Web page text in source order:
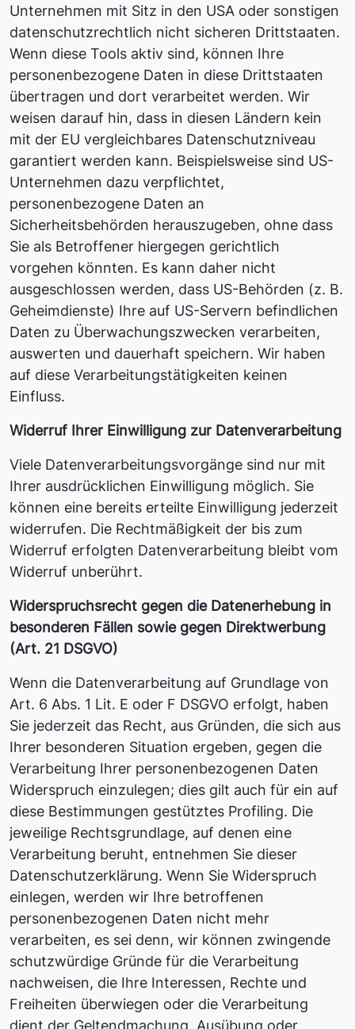
Unternehmen mit Sitz in den USA oder sonstigen
datenschutzrechtlich nicht sicheren Drittstaaten.
Wenn diese Tools aktiv sind, können Ihre
personenbezogene Daten in diese Drittstaaten
übertragen und dort verarbeitet werden. Wir
weisen darauf hin, dass in diesen Ländern kein
mit der EU vergleichbares Datenschutzniveau
garantiert werden kann. Beispielsweise sind US-
Unternehmen dazu verpflichtet,
personenbezogene Daten an
Sicherheitsbehörden herauszugeben, ohne dass
Sie als Betroffener hiergegen gerichtlich
vorgehen könnten. Es kann daher nicht
ausgeschlossen werden, dass US-Behörden (z. B.
Geheimdienste) Ihre auf US-Servern befindlichen
Daten zu Überwachungszwecken verarbeiten,
auswerten und dauerhaft speichern. Wir haben
auf diese Verarbeitungstätigkeiten keinen
Einfluss.
Widerruf Ihrer Einwilligung zur Datenverarbeitung
Viele Datenverarbeitungsvorgänge sind nur mit
Ihrer ausdrücklichen Einwilligung möglich. Sie
können eine bereits erteilte Einwilligung jederzeit
widerrufen. Die Rechtmäßigkeit der bis zum
Widerruf erfolgten Datenverarbeitung bleibt vom
Widerruf unberührt.
Widerspruchsrecht gegen die Datenerhebung in
besonderen Fällen sowie gegen Direktwerbung
(Art. 21 DSGVO)
Wenn die Datenverarbeitung auf Grundlage von
Art. 6 Abs. 1 Lit. E oder F DSGVO erfolgt, haben
Sie jederzeit das Recht, aus Gründen, die sich aus
Ihrer besonderen Situation ergeben, gegen die
Verarbeitung Ihrer personenbezogenen Daten
Widerspruch einzulegen; dies gilt auch für ein auf
diese Bestimmungen gestütztes Profiling. Die
jeweilige Rechtsgrundlage, auf denen eine
Verarbeitung beruht, entnehmen Sie dieser
Datenschutzerklärung. Wenn Sie Widerspruch
einlegen, werden wir Ihre betroffenen
personenbezogenen Daten nicht mehr
verarbeiten, es sei denn, wir können zwingende
schutzwürdige Gründe für die Verarbeitung
nachweisen, die Ihre Interessen, Rechte und
Freiheiten überwiegen oder die Verarbeitung
dient der Geltendmachung, Ausübung oder